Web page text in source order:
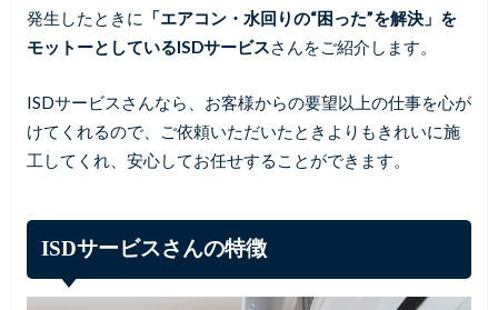
発生したときに 「エアコン・水回りの“困った”を解決」を
モットーとしているISDサービスさんをご紹介します。
ISDサービスさんなら、お客様からの要望以上の仕事を心が
けてくれるので、ご依頼いただいたときよりもきれいに施
工してくれ、安心してお任せすることができます。
ISDサービスさんの特徴